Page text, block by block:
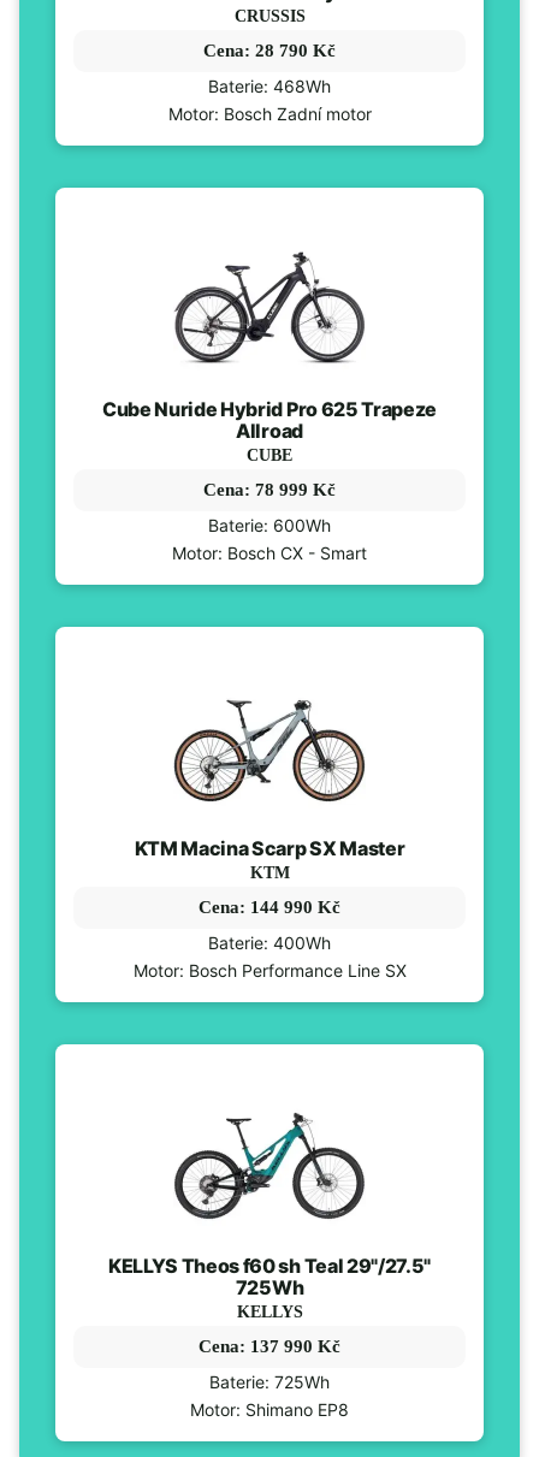
CRUSSIS
Cena: 28 790 Kč
Baterie: 468Wh
Motor: Bosch Zadní motor
Cube Nuride Hybrid Pro 625 Trapeze
Allroad
CUBE
Cena: 78 999 Kč
Baterie: 600Wh
Motor: Bosch CX - Smart
KTM Macina Scarp SX Master
KTM
Cena: 144 990 Kč
Baterie: 400Wh
Motor: Bosch Performance Line SX
KELLYS Theos f60 sh Teal 29"/27.5"
725Wh
KELLYS
Cena: 137 990 Kč
Baterie: 725Wh
Motor: Shimano EP8